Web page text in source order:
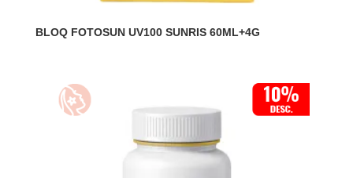
BLOQ FOTOSUN UV100 SUNRIS 60ML+4G